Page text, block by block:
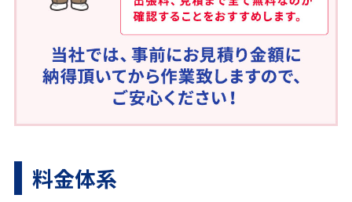
料金体系